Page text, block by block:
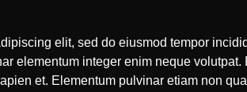
elit, sed do eiusmod tempor
elementum integer enim neque
et. Elementum pulvinar etiam non